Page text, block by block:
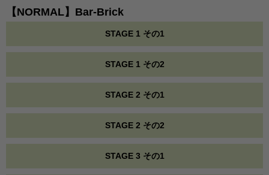
【NORMAL】Bar-Brick
STAGE 1 その1
STAGE 1 その2
STAGE 2 その1
STAGE 2 その2
STAGE 3 その1